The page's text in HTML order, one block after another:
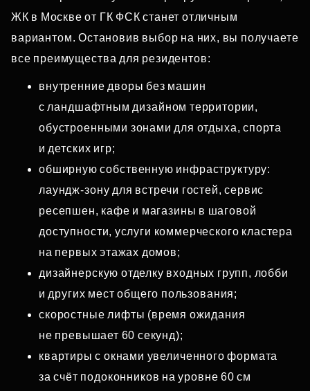
ЖК в Москве от ГК ФСК станет отличным
вариантом. Остановив выбор на них, вы получаете
все преимущества для резидентов:
внутренние дворы без машин
с ландшафтным дизайном территории,
обустроенными зонами для отдыха, спорта
и детских игр;
обширную собственную инфраструктуру:
лаундж‑зону для встречи гостей, сервис
ресепшен, кафе и магазины в шаговой
доступности, услуги коммерческого кластера
на первых этажах домов;
дизайнерскую отделку входных групп, лобби
и других мест общего пользования;
скоростные лифты (время ожидания
не превышает 60 секунд);
квартиры с окнами увеличенного формата
за счёт подоконников на уровне 60 см